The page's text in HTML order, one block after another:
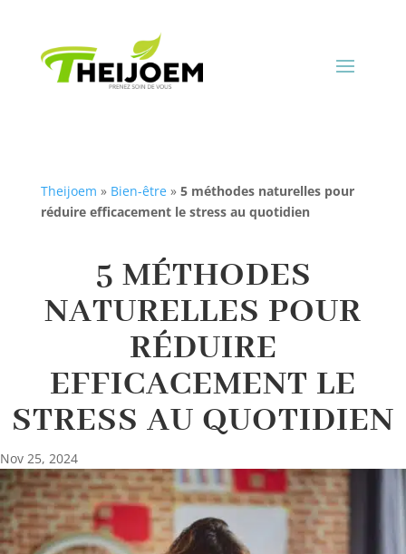
Theijoem » Bien-être» 5 méthodes naturelles pour
réduire efficacement le stress au quotidien
5 MÉTHODES
NATURELLES POUR
RÉDUIRE
EFFICACEMENT LE
STRESS AU QUOTIDIEN
Nov 25, 2024